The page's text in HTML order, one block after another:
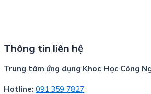
Thông tin liên hệ
Trung tâm ứng dụng Khoa Học Công
Hotline: 091 359 7827